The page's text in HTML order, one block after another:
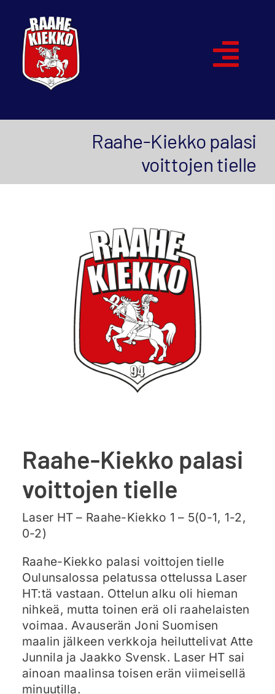
content
Ajankohtaista
Raahe-Kiekko palasi
voittojen tielle
Raahe-Kiekko palasi
voittojen tielle
Laser HT – Raahe-Kiekko 1 – 5(0-1, 1-2,
0-2)
Raahe-Kiekko palasi voittojen tielle
Oulunsalossa pelatussa ottelussa Laser
HT:tä vastaan. Ottelun alku oli hieman
nihkeä, mutta toinen erä oli raahelaisten
voimaa. Avauserän Joni Suomisen
maalin jälkeen verkkoja heiluttelivat Atte
Junnila ja Jaakko Svensk. Laser HT sai
ainoan maalinsa toisen erän viimeisellä
minuutilla.